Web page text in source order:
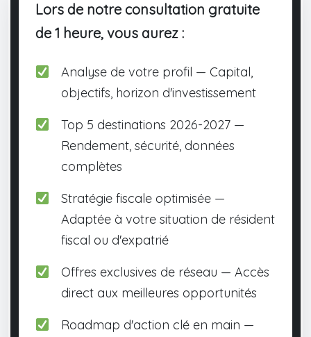
Lors de notre consultation gratuite
de 1 heure, vous aurez :
Analyse de votre profil — Capital,
objectifs, horizon d'investissement
Top 5 destinations 2026-2027 —
Rendement, sécurité, données
complètes
Stratégie fiscale optimisée —
Adaptée à votre situation de résident
fiscal ou d'expatrié
Offres exclusives de réseau — Accès
direct aux meilleures opportunités
Roadmap d'action clé en main —